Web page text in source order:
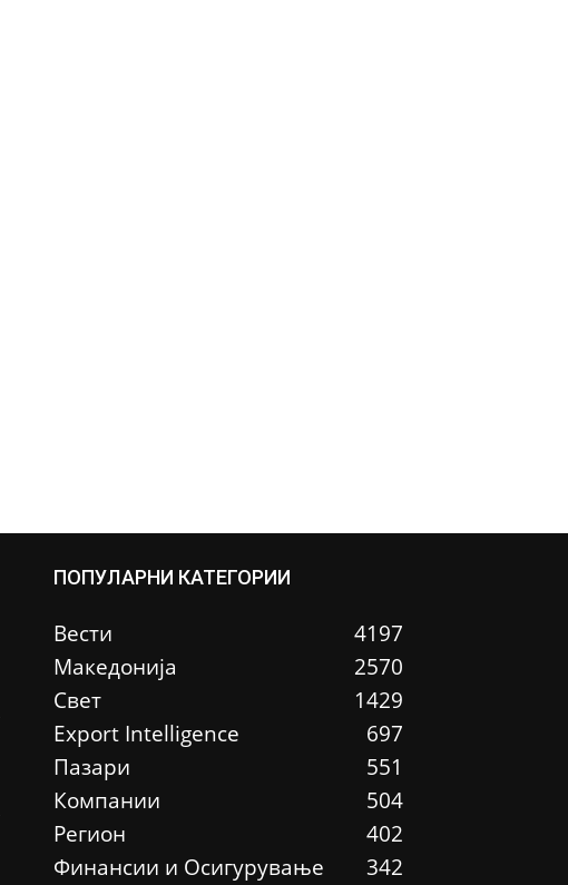
ПОПУЛАРНИ КАТЕГОРИИ
Вести
4197
Македонија
2570
Свет
1429
Еxport Intelligence
697
Пазари
551
Компании
504
Регион
402
Финансии и Осигурување
342